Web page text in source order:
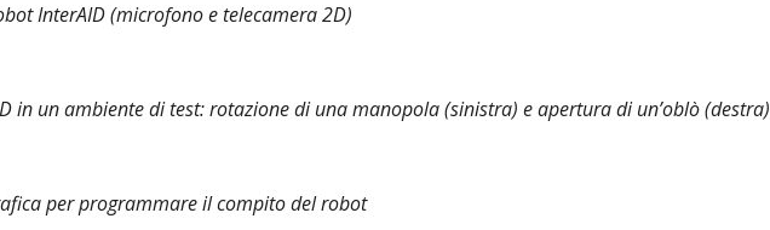
InterAID (microfono e telecamera 2D)
in un ambiente di test: rotazione di una manopola (sinistra) e apertura di un’oblò (destra)
per programmare il compito del robot